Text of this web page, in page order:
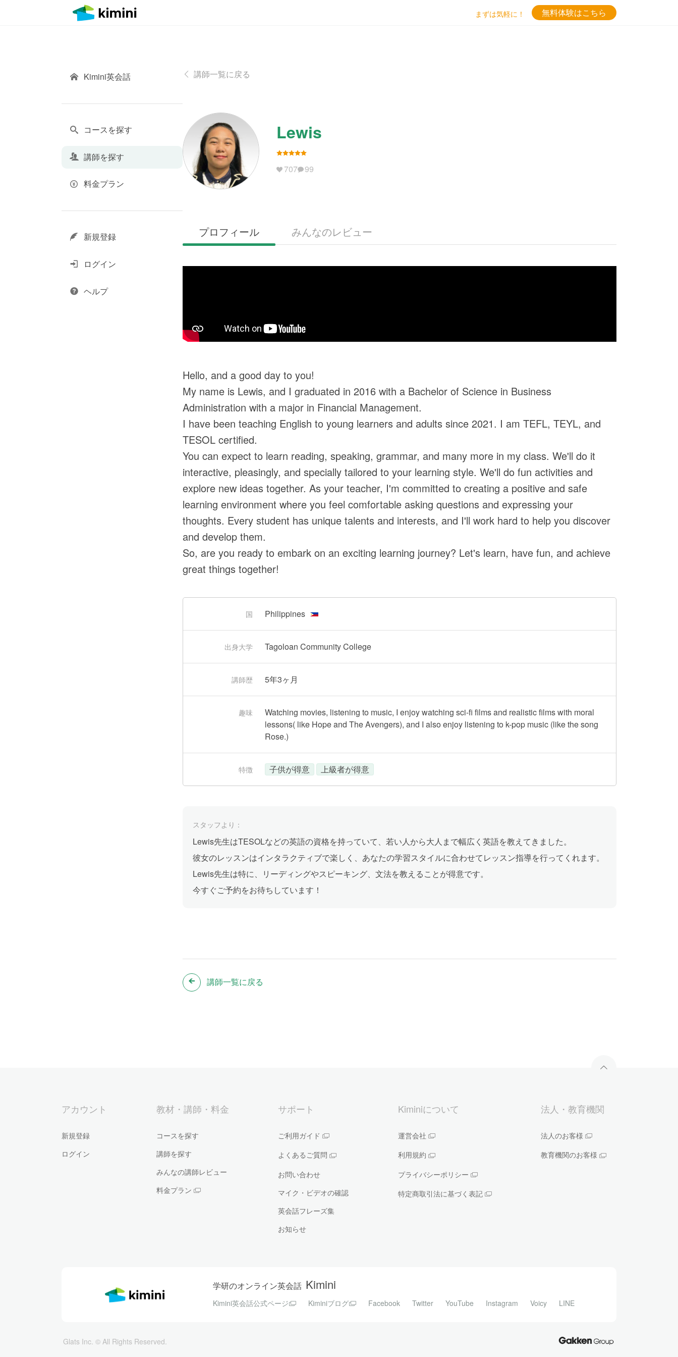
まずは気軽に！ 無料体験はこちら
講師一覧に戻る
Lewis
707 99
プロフィール みんなのレビュー
Hello, and a good day to you!
My name is Lewis, and I graduated in 2016 with a Bachelor of Science in Business
Administration with a major in Financial Management.
I have been teaching English to young learners and adults since 2021. I am TEFL, TEYL, and
TESOL certified.
You can expect to learn reading, speaking, grammar, and many more in my class. We'll do it
interactive, pleasingly, and specially tailored to your learning style. We'll do fun activities and
explore new ideas together. As your teacher, I'm committed to creating a positive and safe
learning environment where you feel comfortable asking questions and expressing your
thoughts. Every student has unique talents and interests, and I'll work hard to help you discover
and develop them.
So, are you ready to embark on an exciting learning journey? Let's learn, have fun, and achieve
great things together!
国 Philippines
出身大学 Tagoloan Community College
講師歴 5年3ヶ月
趣味
Watching movies, listening to music, I enjoy watching sci-fi films and realistic films with moral
lessons( like Hope and The Avengers), and I also enjoy listening to k-pop music (like the song
Rose.)
特徴 子供が得意 上級者が得意
スタッフより：
Lewis先生はTESOLなどの英語の資格を持っていて、若い人から大人まで幅広く英語を教えてきました。
彼女のレッスンはインタラクティブで楽しく、あなたの学習スタイルに合わせてレッスン指導を行ってくれます。
Lewis先生は特に、リーディングやスピーキング、文法を教えることが得意です。
今すぐご予約をお待ちしています！
講師一覧に戻る
Kimini英会話
コースを探す
講師を探す
料金プラン
新規登録
ログイン
ヘルプ
アカウント
新規登録
ログイン
教材・講師・料金
コースを探す
講師を探す
みんなの講師レビュー
料金プラン
サポート
ご利用ガイド
よくあるご質問
お問い合わせ
マイク・ビデオの確認
英会話フレーズ集
お知らせ
Kiminiについて
運営会社
利用規約
プライバシーポリシー
特定商取引法に基づく表記
法人・教育機関
法人のお客様
教育機関のお客様
学研のオンライン英会話 Kimini
Kimini英会話公式ページ Kiminiブログ Facebook Twitter YouTube Instagram Voicy LINE
Glats Inc. © All Rights Reserved.